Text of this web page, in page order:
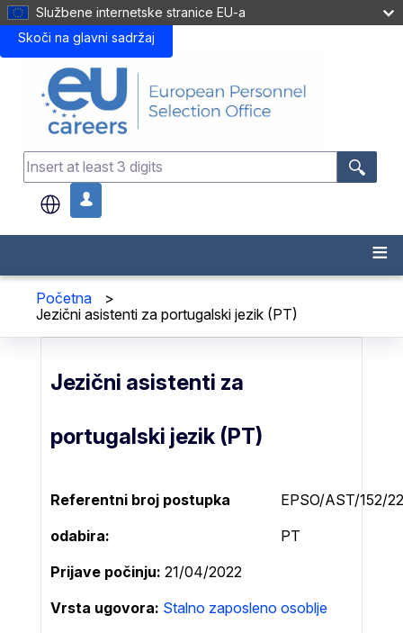
Skoči na glavni sadržaj
Službene internetske stranice EU-a
.
Početna
>
Jezični asistenti za portugalski jezik (PT)
Jezični asistenti za
portugalski jezik (PT)
Referentni broj postupka
odabira:
EPSO/AST/152/
PT
Prijave počinju 21/04/2022
Vrsta ugovora Stalno zaposleno osoblje